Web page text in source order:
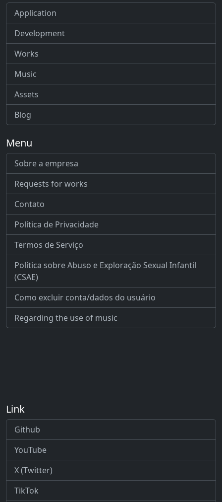
Application
Development
Works
Music
Assets
Blog
Menu
Sobre a empresa
Requests for works
Contato
Política de Privacidade
Termos de Serviço
Política sobre Abuso e Exploração Sexual Infantil
(CSAE)
Como excluir conta/dados do usuário
Regarding the use of music
Link
Github
YouTube
X (Twitter)
TikTok